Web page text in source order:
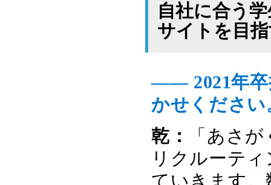
自社に合う
サイトを目
―― 2021年卒
かせください
乾：
「あさ
リクルーテ
ていきます。